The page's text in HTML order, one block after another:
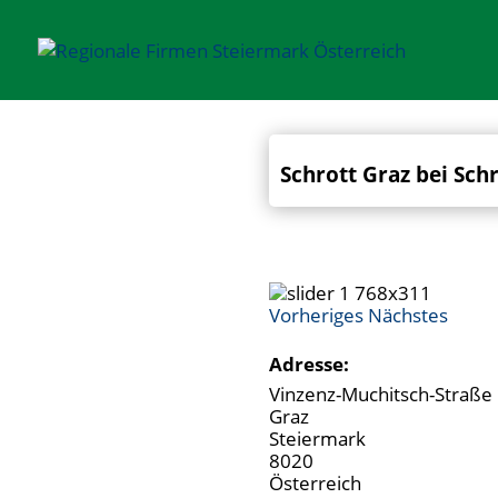
Schrott Graz bei
Vorheriges Nächstes
Adresse:
Vinzenz-Muchitsch-Straße
Graz
Steiermark
8020
Österreich